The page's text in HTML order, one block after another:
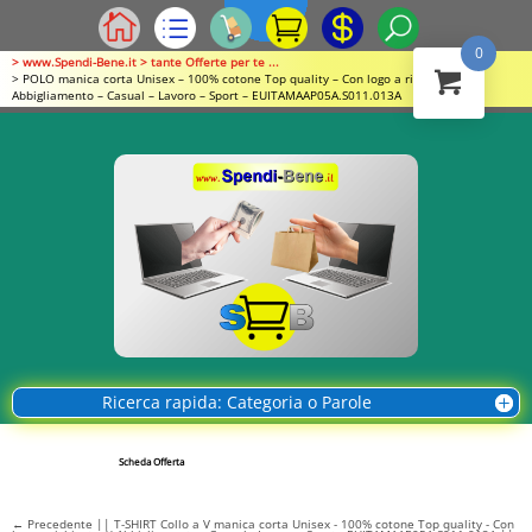
> www.Spendi-Bene.it > tante Offerte per te ...
> POLO manica corta Unisex – 100% cotone Top quality – Con logo a richiesta //
Abbigliamento – Casual – Lavoro – Sport – EUITAMAAP05A.S011.013A
Ricerca rapida: Categoria o Parole
Scheda Offerta
← Precedente || T-SHIRT Collo a V manica corta Unisex - 100% cotone Top quality - Con
0